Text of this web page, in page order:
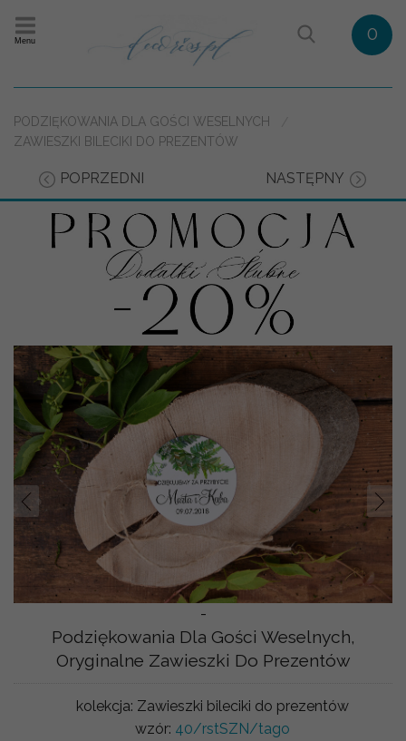
Menu 0
PODZIĘKOWANIA DLA GOŚCI WESELNYCH
ZAWIESZKI BILECIKI DO PREZENTÓW
POPRZEDNI NASTĘPNY
-
Prev
Podziękowania Dla Gości Weselnych,
Oryginalne Zawieszki Do Prezentów
kolekcja: Zawieszki bileciki do prezentów
wzór: 40/rstSZN/tago